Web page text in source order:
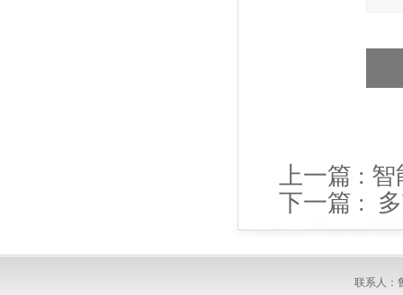
上一篇 : 智
下一篇 :
联系人：